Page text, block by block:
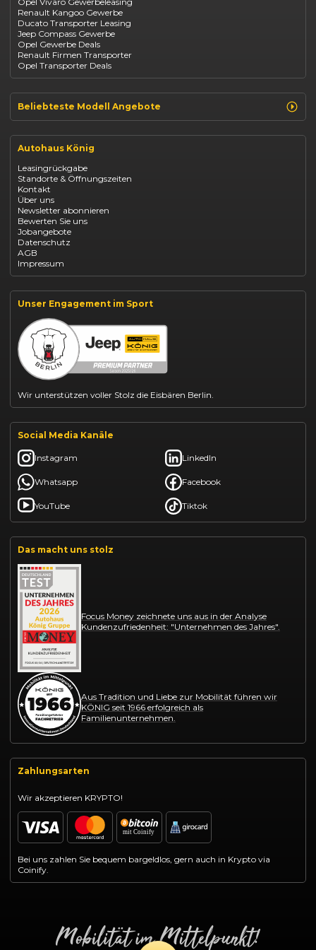
Jeep
Suzuki
BYD
Kia
Mazda
Citroën
Abarth
Fiat Professional
Renault Kangoo Gewerbe
Ducato Transporter Leasing
Jeep Compass Gewerbe
Opel Gewerbe Deals
Renault Firmen Transporter
Opel Transporter Deals
Beliebteste Modell Angebote
Renault Arkana Leasing
Renault Captur Leasing
Opel Astra leasen
Opel Mokka kaufen
Opel Grandland finanzieren
Opel Vivaro Gewerbeleasing
Fiat 500 finanzieren
Fiat Panda leasen
Dacia Duster finanzieren
Dacia Sandero kaufen
Dacia Jogger leasen
Jeep Compass leasen
Jeep Renegade finanzieren
Suzuki Swift finanzieren
BYD Dolphin finanzieren
Kia Ceed finanzieren
Kia Sportage leasen
Mazda CX-30 finanzieren
Citroën C3 leasen
Autohaus König
Leasingrückgabe
Standorte & Öffnungszeiten
Kontakt
Über uns
Newsletter abonnieren
Bewerten Sie uns
Jobangebote
Datenschutz
AGB
Impressum
Unser Engagement im Sport
Wir unterstützen voller Stolz die Eisbären Berlin.
Social Media Kanäle
Instagram LinkedIn
Whatsapp Facebook
YouTube Tiktok
Das macht uns stolz
Focus Money zeichnete uns aus in der Analyse
Kundenzufriedenheit: "Unternehmen des Jahres".
Aus Tradition und Liebe zur Mobilität führen wir
KÖNIG seit 1966 erfolgreich als
Familienunternehmen.
Zahlungsarten
Wir akzeptieren KRYPTO!
Bei uns zahlen Sie bequem bargeldlos, gern auch in Krypto via
Coinify.